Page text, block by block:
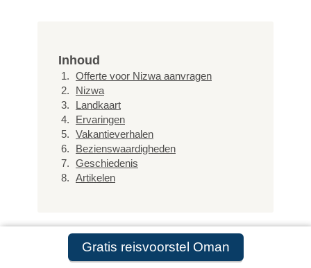
Gratis reisvoorstel Oman
Inhoud
Offerte voor Nizwa aanvragen
Nizwa
Landkaart
Ervaringen
Vakantieverhalen
Bezienswaardigheden
Geschiedenis
Artikelen